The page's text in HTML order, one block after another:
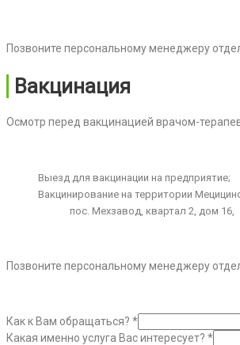
Позвоните персональному менеджеру
Вакцинация
Осмотр перед вакцинацией врачом-
Выезд для вакцинации на предприятие;
Вакцинирование на территории
пос. Мехзавод, квартал 2, дом 16,
Позвоните персональному менеджеру
Как к Вам обращаться? *
Какая именно услуга Вас интересует? *